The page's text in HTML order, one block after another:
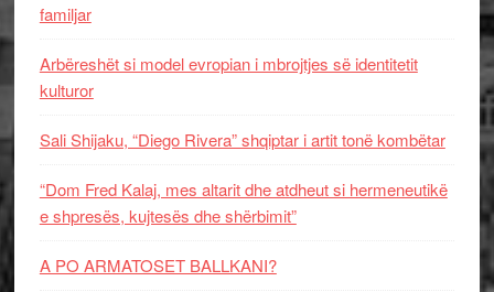
familjar
Arbëreshët si model evropian i mbrojtjes së identitetit
kulturor
Sali Shijaku, “Diego Rivera” shqiptar i artit tonë kombëtar
“Dom Fred Kalaj, mes altarit dhe atdheut si hermeneutikë
e shpresës, kujtesës dhe shërbimit”
A PO ARMATOSET BALLKANI?